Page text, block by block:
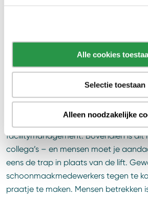
Alle cookies
Selectie toestaan
Alleen noodzakelijke
sterkte te houden en zij regelen dat
mooi. Ik denk dat er weinig bedrijven
zijn met hun
Verbinding creëer
Schoonmaak is voor De Goudse
kwaad. Van Gorkom: “Het is een
facilitymanagement. Bovendien is dit
collega’s – en mensen moet je
eens de trap in plaats van de lift.
schoonmaakmedewerkers tegen te
praatje te maken. Mensen betrekken